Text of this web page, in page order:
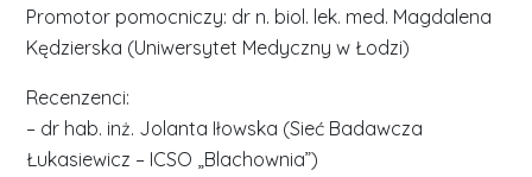
Promotor pomocniczy: dr n. biol. lek. med. Magdalena
Kędzierska (Uniwersytet Medyczny w Łodzi)
Recenzenci:
– dr hab. inż. Jolanta Iłowska (Sieć Badawcza
Łukasiewicz – ICSO „Blachownia”)